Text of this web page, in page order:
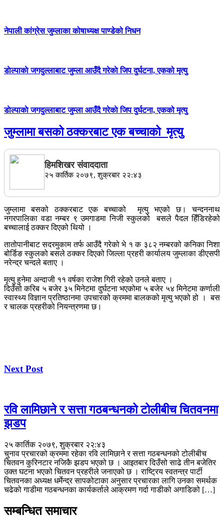
नेपाली कांग्रेस जुम्लाका कोषाध्यक्ष पाण्डेको निधन
डाेल्पाकाे जगदुल्लाबाट जुम्ला आउँदै गरेकाे जिप दुर्घटना, एकको मृत्यु
डाेल्पाकाे जगदुल्लाबाट जुम्ला आउँदै गरेकाे जिप दुर्घटना, एकको मृत्यु
जुम्लामा बसको ठक्‍करबाट एक बच्चाको मृत्यु
हिमशिखर संवाददाता
२५ कार्तिक २०७९, शुक्रबार २२:४३
जुम्लामा बसको ठक्‍करबाट एक बच्चाको मृत्यु भएको छ। चन्दननाथ
नगरपालिका वडा नम्बर ९ उमगाडमा निजी स्कुलको बसले पैदल हिँडिरहेको
बच्चालाई ठक्कर दिएको थियो ।
तातोपानीबाट सदरमुकाम तर्फ आउँदै गरेको भे १ क ३८२ नम्बरको कनिका निशा
बोर्डिङ स्कुलको बसले ठक्कर दिएको जिल्ला प्रहरी कार्यालय जुम्लाका डीएसपी
नरेन्द्र चन्दले बताए ।
मृत्यु हुनेमा अन्दाजी ११ वर्षका राजेश गिरी रहेको उनले बताए ।
दिउँसो करिब ५ बजेर ३५ मिनेटमा दुर्घटना भएकोमा ५ बजेर ५४ मिनेटमा कर्णाली
स्वास्थ्य विज्ञान प्रतिष्ठानमा उपचारको क्रममा बालकको मृत्यु भएको हो । बस
र चालक प्रहरीको नियन्त्रणमा छ।
Next Post
रवि लामिछाने र सत्ता गठबन्धनको टोलीबीच चितवनमा
झडप
२५ कार्तिक २०७९, शुक्रबार २२:४३
चुनाव प्रचारको क्रममा रहेका रवि लामिछाने र सत्ता गठबन्धनको टोलीबीच
चितवन कुरिनटार नजिकै झडप भएको छ । आइतबार दिउँसो साढे तीन बजेतिर
उक्त घटना भएको चितवन प्रहरीले जनाएको छ । राष्ट्रिय स्वतन्त्र पार्टी
चितवनका अध्यक्ष धर्मेन्द्र सापकोटाका अनुसार प्रचारका लागि उनका समर्थक
चढेको गाडीमा गठबन्धनका कार्यकर्ताले आक्रमण गर्दा गाडीको अगाडिको […]
सम्बन्धित समाचार